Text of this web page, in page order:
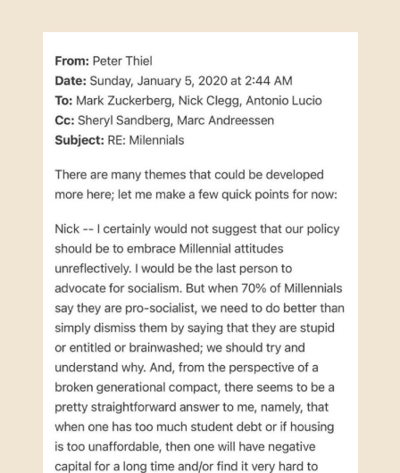
Antonio Lucio era en ese
momento director de
marketing (Chief Marketing
Officer, CMO) de Facebook.